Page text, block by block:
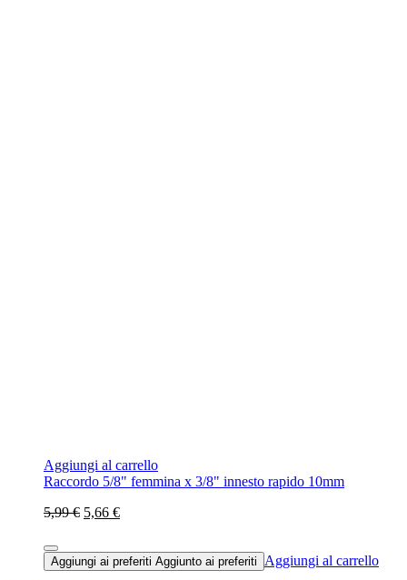
Aggiungi al carrello
Raccordo 5/8" femmina x 3/8" innesto rapido 10mm
5,99 € 5,66 €
Aggiungi ai preferiti Aggiunto ai preferiti Aggiungi al carrello